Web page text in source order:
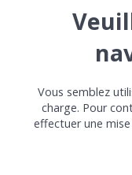
Vous semblez
charge. Pour
effectuer une